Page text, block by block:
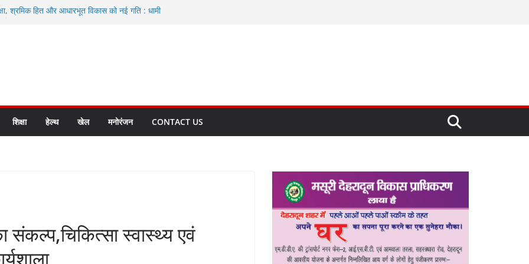
श्रमिक हित और आधारभूत विकास को नई गति : धामी
करते रहें अधिकारी: सीईओ
योजनाओं के लिए 80 करोड़ रुपए
भारी वर्षा की संभावना, अलर्ट!
शिक्षा हेल्थ खेल मनोरंजन CONTACT US
स्वास्थ्य एवं